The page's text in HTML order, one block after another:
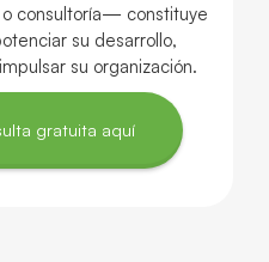
consultoría— constituye
su desarrollo,
su organización.
gratuita aquí